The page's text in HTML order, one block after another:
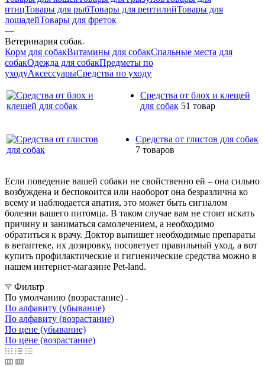
птицТовары для рыбТовары для рептилийТовары для
лошадейТовары для фреток
—
Ветеринария собак
Корм для собакВитамины для собакСпальные места для
собакОдежда для собакПредметы по
уходуАксессуарыСредства по уходу
Средства от блох и клещей
для собак 51 товар
Средства от глистов для собак
7 товаров
Если поведение вашей собаки не свойственно ей – она сильно
возбуждена и беспокоится или наоборот она безразлична ко
всему и наблюдается апатия, это может быть сигналом
болезни вашего питомца. В таком случае вам не стоит искать
причину и заниматься самолечением, а необходимо
обратиться к врачу. Доктор выпишет необходимые препараты
в ветаптеке, их дозировку, посоветует правильный уход, а вот
купить профилактические и гигиенические средства можно в
нашем интернет-магазине Pet-land.
Фильтр
По умолчанию (возрастание)
По алфавиту (убывание)
По алфавиту (возрастание)
По цене (убывание)
По цене (возрастание)